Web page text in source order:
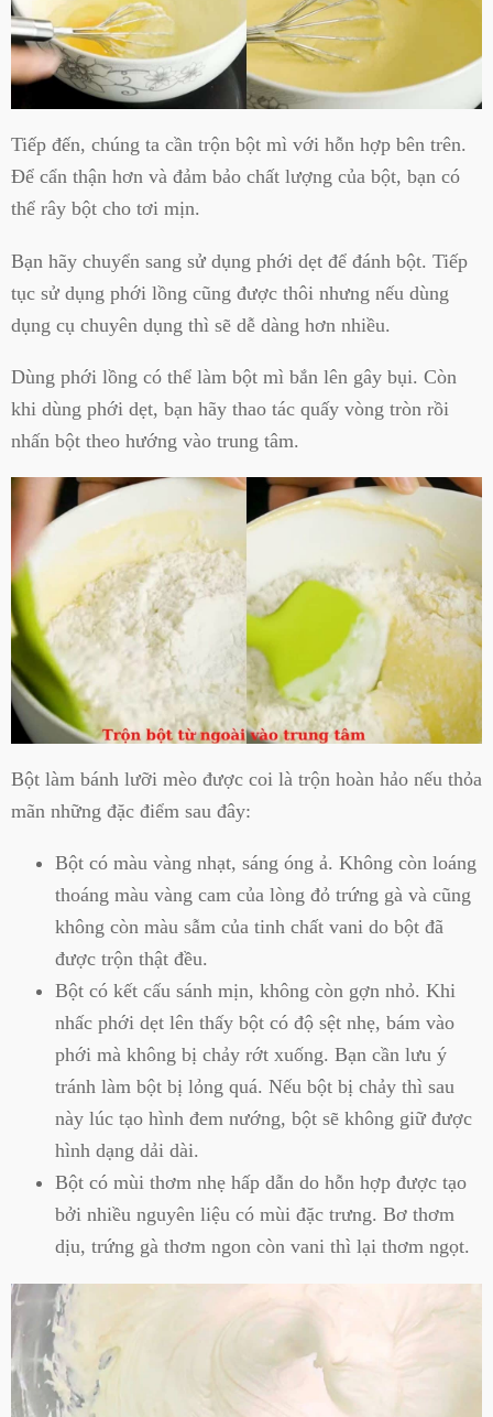
Tiếp đến, chúng ta cần trộn bột mì với hỗn hợp bên trên.
Để cẩn thận hơn và đảm bảo chất lượng của bột, bạn có
thể rây bột cho tơi mịn.
Bạn hãy chuyển sang sử dụng phới dẹt để đánh bột. Tiếp
tục sử dụng phới lồng cũng được thôi nhưng nếu dùng
dụng cụ chuyên dụng thì sẽ dễ dàng hơn nhiều.
Dùng phới lồng có thể làm bột mì bắn lên gây bụi. Còn
khi dùng phới dẹt, bạn hãy thao tác quấy vòng tròn rồi
nhấn bột theo hướng vào trung tâm.
Bột làm bánh lưỡi mèo được coi là trộn hoàn hảo nếu thỏa
mãn những đặc điểm sau đây:
Bột có màu vàng nhạt, sáng óng ả. Không còn loáng
thoáng màu vàng cam của lòng đỏ trứng gà và cũng
không còn màu sẫm của tinh chất vani do bột đã
được trộn thật đều.
Bột có kết cấu sánh mịn, không còn gợn nhỏ. Khi
nhấc phới dẹt lên thấy bột có độ sệt nhẹ, bám vào
phới mà không bị chảy rớt xuống. Bạn cần lưu ý
tránh làm bột bị lỏng quá. Nếu bột bị chảy thì sau
này lúc tạo hình đem nướng, bột sẽ không giữ được
hình dạng dải dài.
Bột có mùi thơm nhẹ hấp dẫn do hỗn hợp được tạo
bởi nhiều nguyên liệu có mùi đặc trưng. Bơ thơm
dịu, trứng gà thơm ngon còn vani thì lại thơm ngọt.